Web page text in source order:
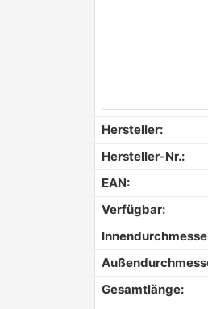
Hersteller:
Hersteller-Nr.:
EAN:
Verfügbar:
Gesamtlänge: